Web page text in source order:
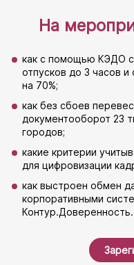
На
как с помощью КЭДО
отпусков до 3 часов и
на 70%;
как без сбоев
документооборот 23
городов;
какие критерии
для цифровизации
как выстроен обмен
корпоративными
Контур.Доверенность.